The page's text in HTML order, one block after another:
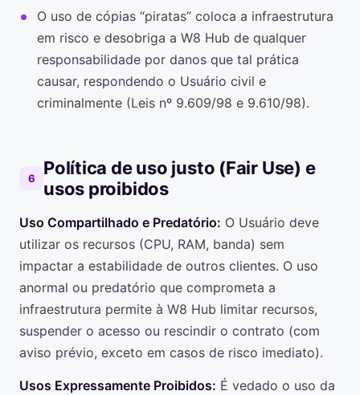
O uso de cópias “piratas” coloca a infraestrutura
em risco e desobriga a W8 Hub de qualquer
responsabilidade por danos que tal prática
causar, respondendo o Usuário civil e
criminalmente (Leis nº 9.609/98 e 9.610/98).
6
Política de uso justo (Fair Use) e
usos proibidos
Uso Compartilhado e Predatório: O Usuário deve
utilizar os recursos (CPU, RAM, banda) sem
impactar a estabilidade de outros clientes. O uso
anormal ou predatório que comprometa a
infraestrutura permite à W8 Hub limitar recursos,
suspender o acesso ou rescindir o contrato (com
aviso prévio, exceto em casos de risco imediato).
Usos Expressamente Proibidos: É vedado o uso da